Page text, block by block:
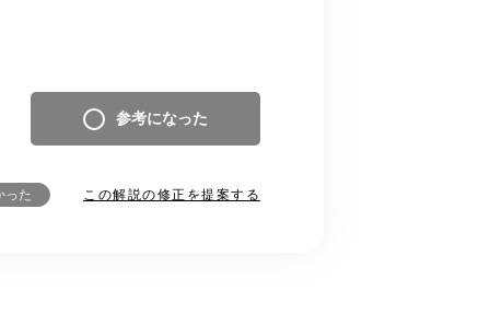
参考になった
った この解説の修正を提案する